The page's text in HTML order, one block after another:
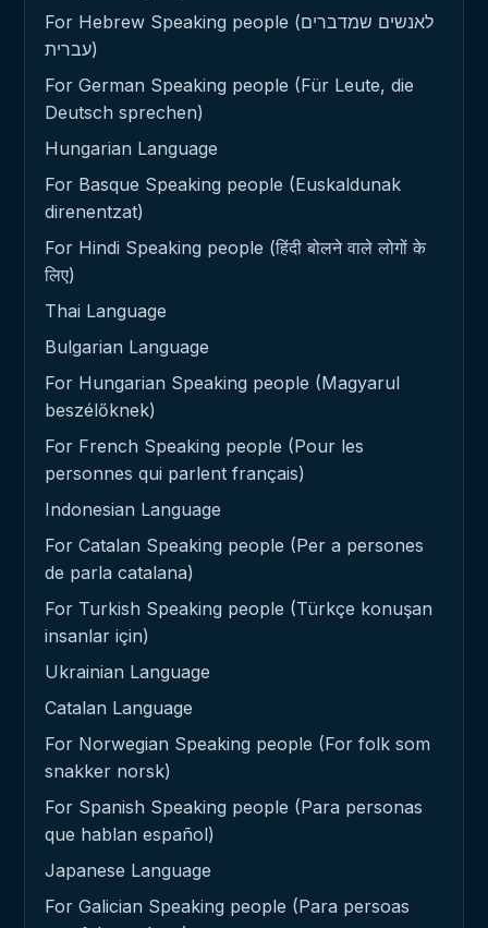
For Hebrew Speaking people (לאנשים שמדברים
עברית)
For German Speaking people (Für Leute, die
Deutsch sprechen)
Hungarian Language
For Basque Speaking people (Euskaldunak
direnentzat)
For Hindi Speaking people (हिंदी बोलने वाले लोगों के
लिए)
Thai Language
Bulgarian Language
For Hungarian Speaking people (Magyarul
beszélőknek)
For French Speaking people (Pour les
personnes qui parlent français)
Indonesian Language
For Catalan Speaking people (Per a persones
de parla catalana)
For Turkish Speaking people (Türkçe konuşan
insanlar için)
Ukrainian Language
Catalan Language
For Norwegian Speaking people (For folk som
snakker norsk)
For Spanish Speaking people (Para personas
que hablan español)
Japanese Language
For Galician Speaking people (Para persoas